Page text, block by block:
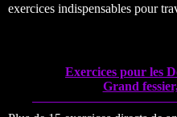
exercices indispensables pour
Exercices pour les
Grand